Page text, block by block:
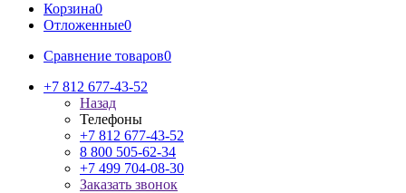
Корзина0
Отложенные0
Сравнение товаров0
+7 812 677-43-52
Назад
Телефоны
+7 812 677-43-52
8 800 505-62-34
+7 499 704-08-30
Заказать звонок